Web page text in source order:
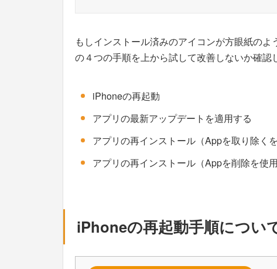
もしインストール済みのアイコンが方眼紙の
の４つの手順を上から試して改善しないか確認
iPhoneの再起動
アプリの最新アップデートを適用する
アプリの再インストール（Appを取り除くを
アプリの再インストール（Appを削除を使用
iPhoneの再起動手順につい